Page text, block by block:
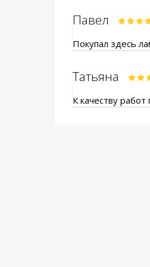
Павел
Покупал здесь
Татьяна
К качеству